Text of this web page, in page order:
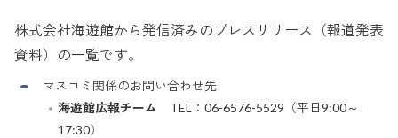
株式会社海遊館から発信済みのプレスリリース（報道発表
資料）の一覧です。
マスコミ関係のお問い合わせ先
海遊館広報チーム TEL：06-6576-5529（平日9:00～
17:30）